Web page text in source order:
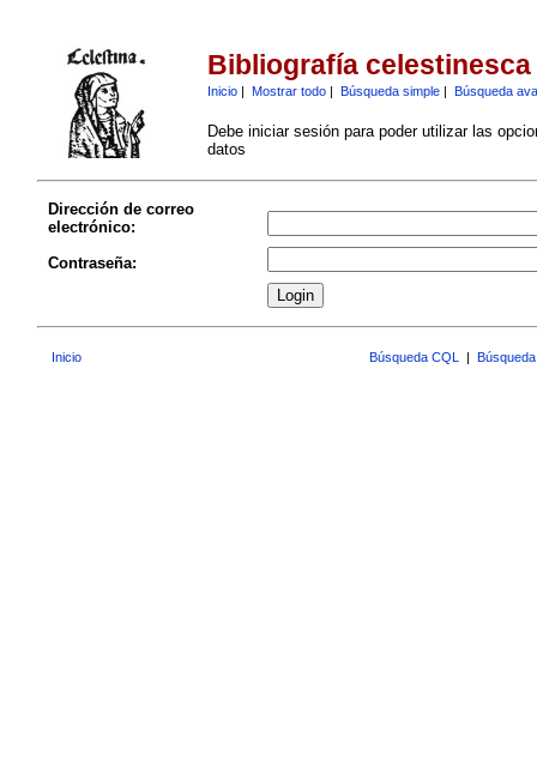
Bibliografía celestinesca
Inicio| Mostrar todo| Búsqueda simple| Búsqueda
Debe iniciar sesión para poder utilizar las
datos
Dirección de correo
electrónico:
Contraseña:
Inicio Búsqueda CQL |